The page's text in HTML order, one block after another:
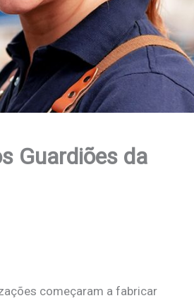
Guardiões da
começaram a fabricar